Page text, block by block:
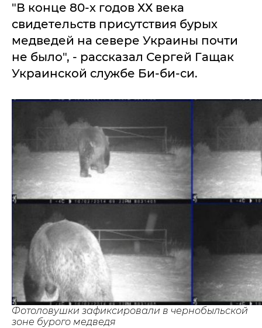
"В конце 80-х годов ХХ века
свидетельств присутствия бурых
медведей на севере Украины почти
не было", - рассказал Сергей Гащак
Украинской службе Би-би-си.
Фотоловушки зафиксировали в чернобыльской
зоне бурого медведя